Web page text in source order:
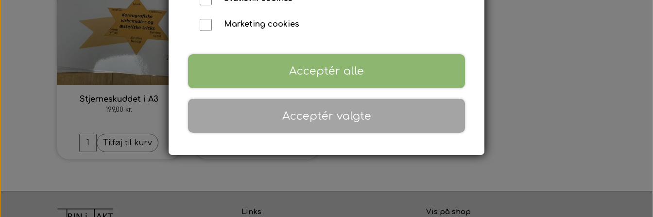
Stjerneskuddet i A3
199,00 kr.
Tilføj til kurv
Stjerneskuddet i A3- print
Links Vis på shop
Marketing cookies
Acceptér alle
Acceptér valgte